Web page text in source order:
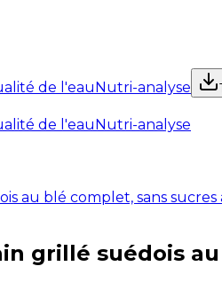
de l'eauNutri-analyse
de l'eauNutri-analyse
au blé complet, sans sucres
grillé suédois